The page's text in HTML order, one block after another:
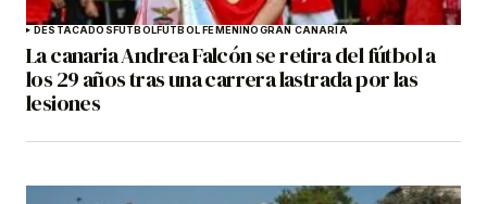
DESTACADOSFÚTBOLFÚTBOL FEMENINOGRAN CANARIA
La canaria Andrea Falcón se retira del fútbol a
los 29 años tras una carrera lastrada por las
lesiones